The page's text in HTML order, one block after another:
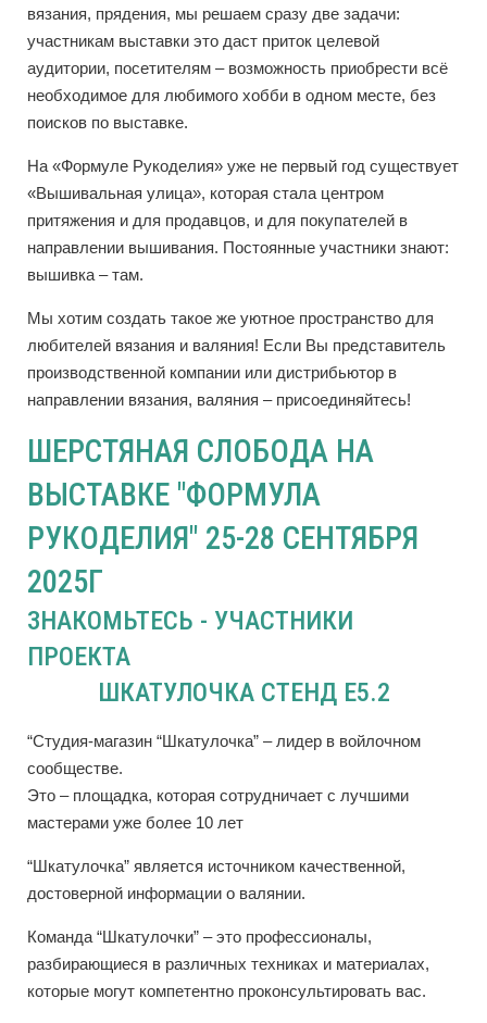
вязания, прядения, мы решаем сразу две задачи:
участникам выставки это даст приток целевой
аудитории, посетителям – возможность приобрести всё
необходимое для любимого хобби в одном месте, без
поисков по выставке.
На «Формуле Рукоделия» уже не первый год существует
«Вышивальная улица», которая стала центром
притяжения и для продавцов, и для покупателей в
направлении вышивания. Постоянные участники знают:
вышивка – там.
Мы хотим создать такое же уютное пространство для
любителей вязания и валяния! Если Вы представитель
производственной компании или дистрибьютор в
направлении вязания, валяния – присоединяйтесь!
ШЕРСТЯНАЯ СЛОБОДА НА
ВЫСТАВКЕ "ФОРМУЛА
РУКОДЕЛИЯ" 25-28 СЕНТЯБРЯ
2025Г
ЗНАКОМЬТЕСЬ - УЧАСТНИКИ
ПРОЕКТА
ШКАТУЛОЧКА СТЕНД E5.2
“Студия-магазин “Шкатулочка” – лидер в войлочном
сообществе.
Это – площадка, которая сотрудничает с лучшими
мастерами уже более 10 лет
“Шкатулочка” является источником качественной,
достоверной информации о валянии.
Команда “Шкатулочки” – это профессионалы,
разбирающиеся в различных техниках и материалах,
которые могут компетентно проконсультировать вас.